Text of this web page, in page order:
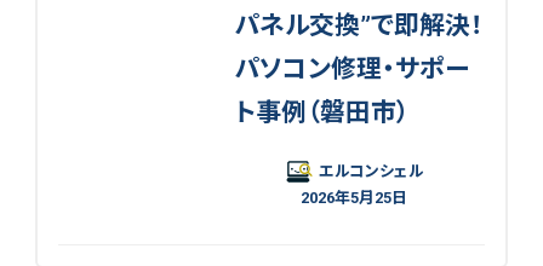
パネル交換”で即解決！
パソコン修理・サポー
ト事例（磐田市）
エルコンシェル
2026年5月25日